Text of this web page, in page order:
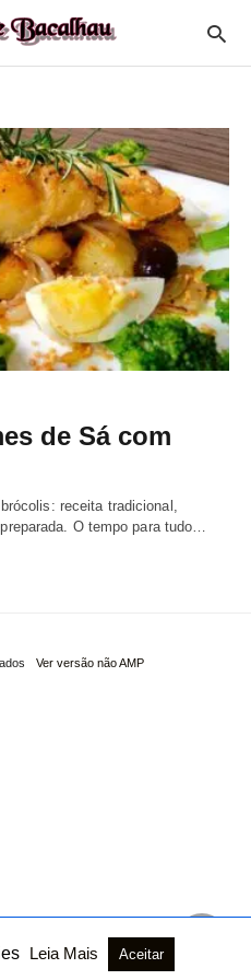
de Sá com
receita tradicional,
O tempo para tudo…
Ver versão não AMP
Leia Mais Aceitar